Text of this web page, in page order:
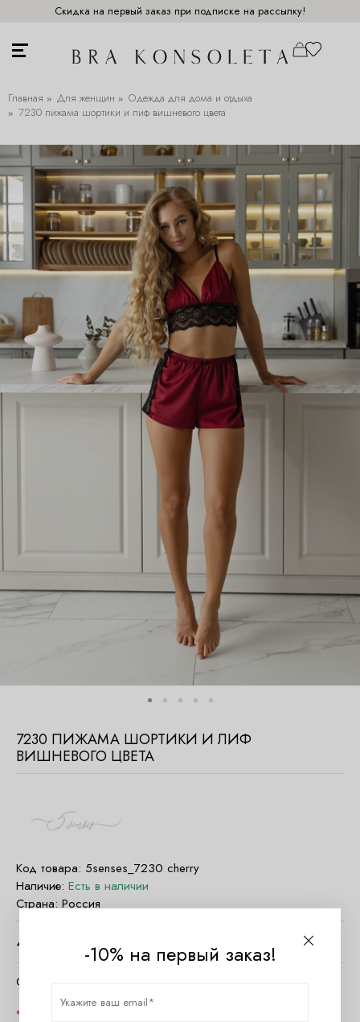
Скидка на первый заказ при подписке на рассылку!
Главная Для женщин
Одежда для дома и отдыха
7230 пижама шортики и лиф вишневого цвета
7230 ПИЖАМА ШОРТИКИ И ЛИФ
ВИШНЕВОГО ЦВЕТА
Код товара: 5senses_7230 cherry
Наличие: Есть в наличии
Страна: Россия
4300 руб.
Очистить параметры
-10% на первый заказ!